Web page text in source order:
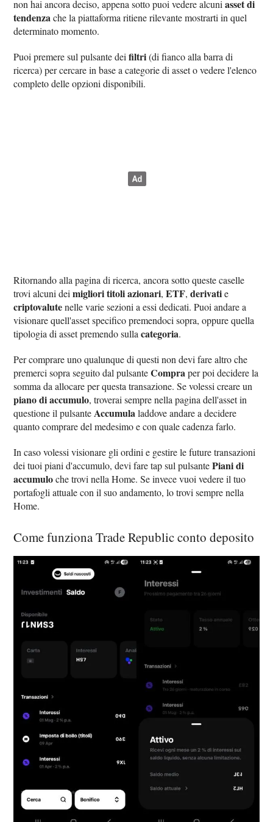
non hai ancora deciso, appena sotto puoi vedere alcuniasset di
tendenzache la piattaforma ritiene rilevante mostrarti in quel
determinato momento.
Puoi premere sul pulsante deifiltri(di fianco alla barra di
ricerca) per cercare in base a categorie di asset o vedere l'elenco
completo delle opzioni disponibili.
Ritornando alla pagina di ricerca, ancora sotto queste caselle
trovi alcuni deimigliori titoli azionari,ETF,derivatie
criptovalutenelle varie sezioni a essi dedicati. Puoi andare a
visionare quell'asset specifico premendoci sopra, oppure quella
tipologia di asset premendo sullacategoria.
Per comprare uno qualunque di questi non devi fare altro che
premerci sopra seguito dal pulsanteCompraper poi decidere la
somma da allocare per questa transazione. Se volessi creare un
piano di accumulo, troverai sempre nella pagina dell'asset in
questione il pulsante Accumulaladdove andare a decidere
quanto comprare del medesimo e con quale cadenza farlo.
In caso volessi visionare gli ordini e gestire le future transazioni
dei tuoi piani d'accumulo, devi fare tap sul pulsantePiani di
accumuloche trovi nella Home. Se invece vuoi vedere il tuo
portafogli attuale con il suo andamento, lo trovi sempre nella
Home.
Come funziona Trade Republic conto deposito